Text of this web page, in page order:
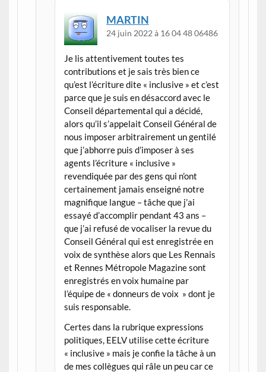
MARTIN
24 juin 2022 à 16 04 48 06486
Je lis attentivement toutes tes
contributions et je sais très bien ce
qu’est l’écriture dite « inclusive » et c’est
parce que je suis en désaccord avec le
Conseil départemental qui a décidé,
alors qu’il s’appelait Conseil Général de
nous imposer arbitrairement un gentilé
que j’abhorre puis d’imposer à ses
agents l’écriture « inclusive »
revendiquée par des gens qui n’ont
certainement jamais enseigné notre
magnifique langue – tâche que j’ai
essayé d’accomplir pendant 43 ans –
que j’ai refusé de vocaliser la revue du
Conseil Général qui est enregistrée en
voix de synthèse alors que Les Rennais
et Rennes Métropole Magazine sont
enregistrés en voix humaine par
l’équipe de « donneurs de voix » dont je
suis responsable.
Certes dans la rubrique expressions
politiques, EELV utilise cette écriture
« inclusive » mais je confie la tâche à un
de mes collègues qui râle un peu car ce